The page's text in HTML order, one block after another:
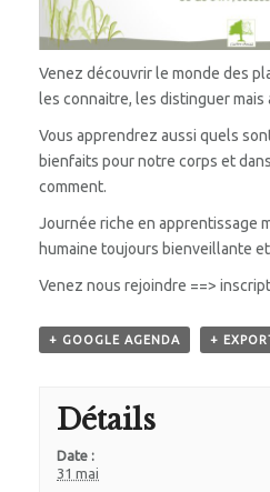
PENSION
PHOTOS
STAGE
SÉANCE
MINI-FERME
AGENDA
TARIF / FAQ
BLOG
Venez découvrir le monde des
les connaitre, les distinguer mais
Vous apprendrez aussi quels
bienfaits pour notre corps et
comment.
Journée riche en apprentissage
humaine toujours bienveillante
Venez nous rejoindre ==>
+ GOOGLE AGENDA +
Détails
Date :
31 mai